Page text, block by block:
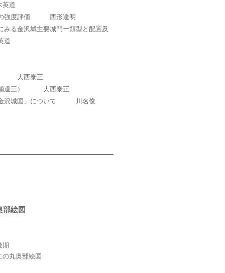
道
の強度評価 西形達明
みる金沢城主要城門ー類型と配置及
道
料 大西泰正
補遺三） 大西泰正
金沢城図」について 川名俊
部絵図
期
の丸奥部絵図